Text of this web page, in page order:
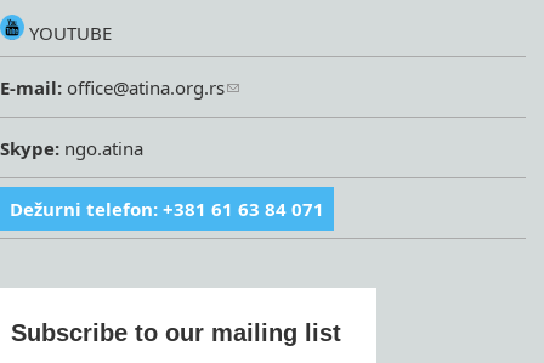
YOUTUBE
E-mail: office@atina.org.rs
Skype: ngo.atina
Dežurni telefon: +381 61 63 84 071
Subscribe to our mailing list